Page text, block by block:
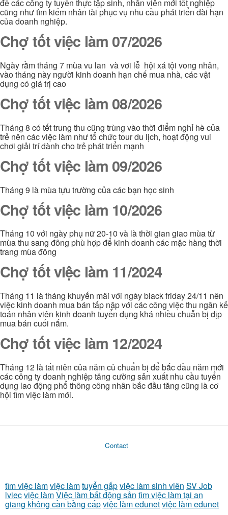
để các công ty tuyển thực tập sinh, nhân viên mới tốt nghiệp
cũng như tìm kiếm nhân tài phục vụ nhu cầu phát triển dài hạn
của doanh nghiệp.
Chợ tốt việc làm 07/2026
Ngày rằm tháng 7 mùa vu lan và vơi lễ hội xá tội vong nhân,
vào tháng này người kinh doanh hạn chế mua nhà, các vật
dụng có giá trị cao
Chợ tốt việc làm 08/2026
Tháng 8 có tết trung thu cũng trùng vào thời điểm nghỉ hè của
trẻ nên các việc làm như tổ chức tour du lịch, hoạt động vui
chơi giải trí dành cho trẻ phát triển mạnh
Chợ tốt việc làm 09/2026
Tháng 9 là mùa tựu trường của các bạn học sinh
Chợ tốt việc làm 10/2026
Tháng 10 với ngày phụ nữ 20-10 và là thời gian giao mùa từ
mùa thu sang đông phù hợp để kinh doanh các mặc hàng thời
trang mùa đông
Chợ tốt việc làm 11/2024
Tháng 11 là tháng khuyến mãi với ngày black friday 24/11 nên
việc kinh doanh mua bán tấp nập với các công việc thu ngân kế
toán nhân viên kinh doanh tuyển dụng khá nhiều chuẫn bị dịp
mua bán cuối nắm.
Chợ tốt việc làm 12/2024
Tháng 12 là tất niên của năm củ chuẩn bị để bắc đầu năm mới
các công ty doanh nghiệp tăng cường sản xuất nhu cầu tuyển
dụng lao động phổ thông công nhân bắc đầu tăng cũng là cơ
hội tìm việc làm mới.
Contact
tìm việc làmviệc làmtuyển gấpviệc làm sinh viên SV Job
lviecviệc làmViệc làm bất động sản tìm việc làm tại an
giang không cần bằng cấpviệc làm edunetviệc làm edunet